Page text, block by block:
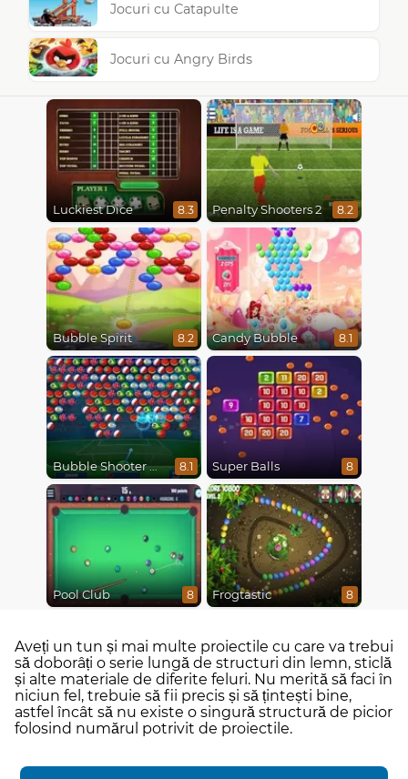
Jocuri cu Catapulte
Jocuri cu Angry Birds
Luckiest Dice 8.3 Penalty Shooters 2 8.2
Bubble Spirit 8.2 Candy Bubble 8.1
Bubble Shooter World Cup 8.1 Super Balls 8
Pool Club 8 Frogtastic 8
Aveți un tun și mai multe proiectile cu care va trebui
să doborâți o serie lungă de structuri din lemn, sticlă
și alte materiale de diferite feluri. Nu merită să faci în
niciun fel, trebuie să fii precis și să țintești bine,
astfel încât să nu existe o singură structură de picior
folosind numărul potrivit de proiectile.